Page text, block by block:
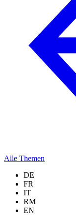
Alle Themen
DE
FR
IT
RM
EN